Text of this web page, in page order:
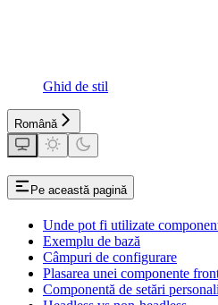
Ghid de stil
Română
Pe această pagină
Unde pot fi utilizate
Exemplu de bază
Câmpuri de configurare
Plasarea unei componente
Componentă de setări